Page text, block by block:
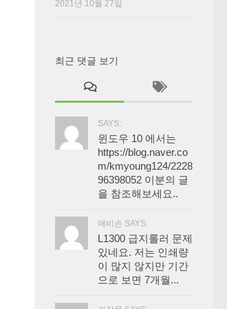
2021년 10월 27일
최근 댓글 보기
SAYS:
윈도우 10 에서는
https://blog.naver.co
m/kmyoung124/2228
96398052 이분의 글
을 참조해보세요..
애비손 SAYS:
L1300 급지롤러 문제
있네요. 저는 인쇄량
이 많지 않지만 기간
으로 보면 7개월...